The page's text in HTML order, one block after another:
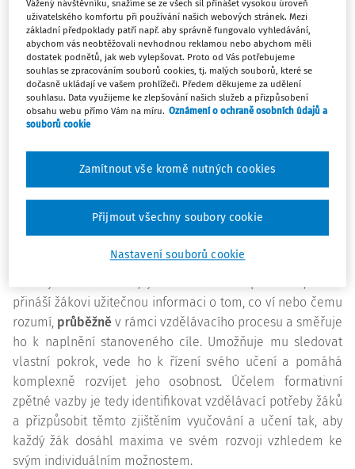
samotnými. Tyto aspekty bychom rádi posílili i v rámci
běžné výuky. Samozřejmě jsou zde podmínky, které je
třeba pro efektivní spolupráci utvořit. Jako důležitá se dle
šetření ČŠI ukazuje existencejednotné komunikační
platformy(aby v rámci školy fungoval jeden komunikační
kanál pro sdělování informací, úkolů a hodnocení) a
Formativní zpětná vazba
Ať už jsou žáci a studenti vzděláváni prezenčně,
nástrojů vzdělávání je právěformativní hodnocení
přináší žákovi užitečnou informaci o tom, co ví nebo čemu
rozumí, průběžně v rámci vzdělávacího procesu a směřuje
ho k naplnění stanoveného cíle. Umožňuje mu sledovat
vlastní pokrok, vede ho k řízení svého učení a pomáhá
komplexně rozvíjet jeho osobnost. Účelem formativní
zpětné vazby je tedy identifikovat vzdělávací potřeby žáků
a přizpůsobit těmto zjištěním vyučování a učení tak, aby
každý žák dosáhl maxima ve svém rozvoji vzhledem ke
svým individuálním možnostem.
Vážený návštěvníku, snažíme se ze všech sil přinášet vysokou úroveň
uživatelského komfortu při používání našich webových stránek. Mezi
základní předpoklady patří např. aby správně fungovalo vyhledávání,
abychom vás neobtěžovali nevhodnou reklamou nebo abychom měli
dostatek podnětů, jak web vylepšovat. Proto od Vás potřebujeme
souhlas se zpracováním souborů cookies, tj. malých souborů, které se
dočasně ukládají ve vašem prohlížeči. Předem děkujeme za udělení
souhlasu. Data využijeme ke zlepšování našich služeb a přizpůsobení
obsahu webu přímo Vám na míru. Oznámení o ochraně osobních údajů a
souborů cookie
Nastavení souborů cookie
Zamítnout vše kromě nutných cookies
Přijmout všechny soubory cookie